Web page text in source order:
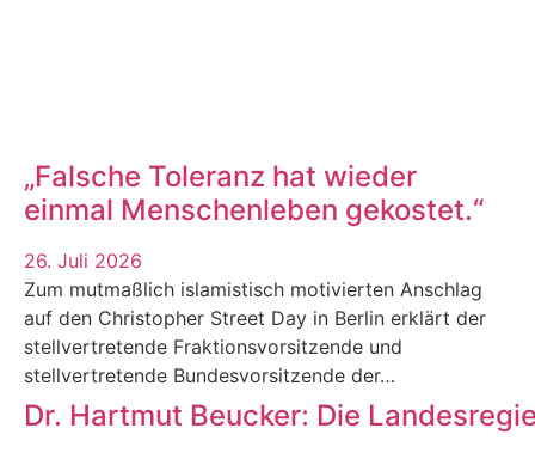
„Falsche Toleranz hat wieder
einmal Menschenleben gekostet.“
26. Juli 2026
Zum mutmaßlich islamistisch motivierten Anschlag
auf den Christopher Street Day in Berlin erklärt der
stellvertretende Fraktionsvorsitzende und
stellvertretende Bundesvorsitzende der…
Dr. Hartmut Beucker: Die